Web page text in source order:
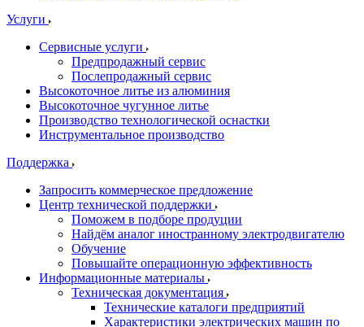
Услуги
Сервисные услуги
Предпродажный сервис
Послепродажный сервис
Высокоточное литье из алюминия
Высокоточное чугунное литье
Производство технологической оснастки
Инструментальное производство
Поддержка
Запросить коммерческое предложение
Центр технической поддержки
Поможем в подборе продуции
Найдём аналог иностранному электродвигателю
Обучение
Повышайте операционную эффективность
Информационные материалы
Техническая документация
Технические каталоги предприятий
Характеристики электрических машин по